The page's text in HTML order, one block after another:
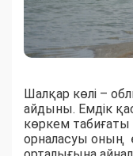
Шалқар көлі –
айдыны. Емдік
көркем
орналасуы оның